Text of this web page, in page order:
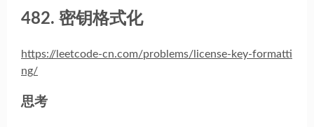
482. 密钥格式化
https://leetcode-cn.com/problems/license-key-formatti
ng/
思考